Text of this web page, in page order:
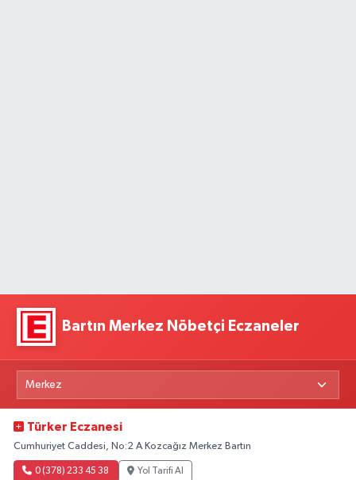
Bartın Merkez Nöbetçi Eczaneler
Türker Eczanesi
Cumhuriyet Caddesi, No:2 A Kozcağız Merkez Bartın
0 (378) 233 45 38 Yol Tarifi Al